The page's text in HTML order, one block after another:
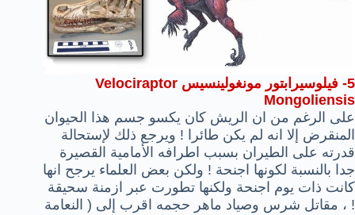
5-
فيلوسيرابتور مونغولينسيس Velociraptor
Mongoliensis
على الرغم من ان الريش كان يكسو جسم هذا الحيوان
المنقرض إلا انه لم يكن طائرا ! ويرجع ذلك لإستحالة
قدرته على الطيران بسبب اطرافه الأمامية القصيرة
جدا بالنسبة لكونها اجنحة ! ولكن بعض العلماء يرجح انها
كانت ذات يوم اجنحة ولكنها تطورت عبر ازمنة سحيقة
! ، مقاتل شرس وصياد ماهر حجمه اقرب إلى ( النعامة